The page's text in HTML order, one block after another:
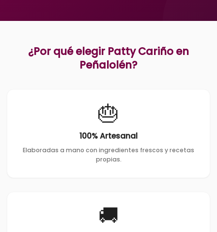
¿Por qué elegir Patty Cariño en
Peñalolén?
🎂
100% Artesanal
Elaboradas a mano con ingredientes frescos y recetas
propias.
🚚